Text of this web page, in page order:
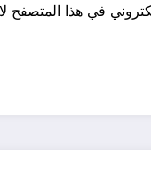
في هذا المتصفح